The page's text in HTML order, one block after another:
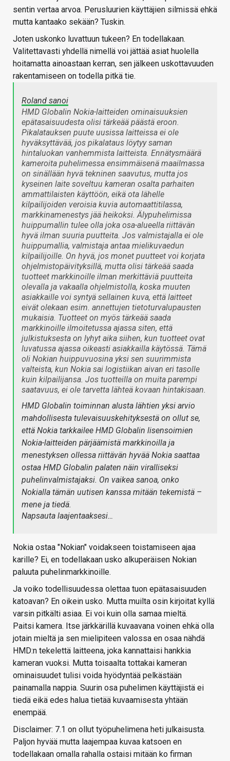
sentin vertaa arvoa. Perusluurien käyttäjien silmissä ehkä
mutta kantaako sekään? Tuskin.
Joten uskonko luvattuun tukeen? En todellakaan.
Valitettavasti yhdellä nimellä voi jättää asiat huolella
hoitamatta ainoastaan kerran, sen jälkeen uskottavuuden
rakentamiseen on todella pitkä tie.
Roland sanoi
HMD Globalin Nokia-laitteiden ominaisuuksien
epätasaisuudesta olisi tärkeää päästä eroon.
Pikalatauksen puute uusissa laitteissa ei ole
hyväksyttävää, jos pikalataus löytyy saman
hintaluokan vanhemmista laitteista. Ennätysmäärä
kameroita puhelimessa ensimmäisenä maailmassa
on sinällään hyvä tekninen saavutus, mutta jos
kyseinen laite soveltuu kameran osalta parhaiten
ammattilaisten käyttöön, eikä ota lähelle
kilpailijoiden veroisia kuvia automaattitilassa,
markkinamenestys jää heikoksi. Älypuhelimissa
huippumallin tulee olla joka osa-alueella riittävän
hyvä ilman suuria puutteita. Jos valmistajalla ei ole
huippumallia, valmistaja antaa mielikuvaedun
kilpailijoille. On hyvä, jos monet puutteet voi korjata
ohjelmistopäivityksillä, mutta olisi tärkeää saada
tuotteet markkinoille ilman merkittäviä puutteita
olevalla ja vakaalla ohjelmistolla, koska muuten
asiakkaille voi syntyä sellainen kuva, että laitteet
eivät olekaan esim. annettujen tietoturvalupausten
mukaisia. Tuotteet on myös tärkeää saada
markkinoille ilmoitetussa ajassa siten, että
julkistuksesta on lyhyt aika siihen, kun tuotteet ovat
luvatussa ajassa oikeasti asiakkailla käytössä. Tämä
oli Nokian huippuvuosina yksi sen suurimmista
valteista, kun Nokia sai logistiikan aivan eri tasolle
kuin kilpailijansa. Jos tuotteilla on muita parempi
saatavuus, ei ole tarvetta lähteä kovaan hintakisaan.
HMD Globalin toiminnan alusta lähtien yksi arvio
mahdollisesta tulevaisuuskehityksestä on ollut se,
että Nokia tarkkailee HMD Globalin lisensoimien
Nokia-laitteiden pärjäämistä markkinoilla ja
menestyksen ollessa riittävän hyvää Nokia saattaa
ostaa HMD Globalin palaten näin viralliseksi
puhelinvalmistajaksi. On vaikea sanoa, onko
Nokialla tämän uutisen kanssa mitään tekemistä –
mene ja tiedä.
Napsauta laajentaaksesi…
Nokia ostaa "Nokian" voidakseen toistamiseen ajaa
karille? Ei, en todellakaan usko alkuperäisen Nokian
paluuta puhelinmarkkinoille.
Ja voiko todellisuudessa olettaa tuon epätasaisuuden
katoavan? En oikein usko. Mutta muilta osin kirjoitat kyllä
varsin pitkälti asiaa. Ei voi kuin olla samaa mieltä.
Paitsi kamera. Itse järkkärillä kuvaavana voinen ehkä olla
jotain mieltä ja sen mielipiteen valossa en osaa nähdä
HMD:n tekelettä laitteena, joka kannattaisi hankkia
kameran vuoksi. Mutta toisaalta tottakai kameran
ominaisuudet tulisi voida hyödyntää pelkästään
painamalla nappia. Suurin osa puhelimen käyttäjistä ei
tiedä eikä edes halua tietää kuvaamisesta yhtään
enempää.
Disclaimer: 7.1 on ollut työpuhelimena heti julkaisusta.
Paljon hyvää mutta laajempaa kuvaa katsoen en
todellakaan omalla rahalla ostaisi mitään ko firman